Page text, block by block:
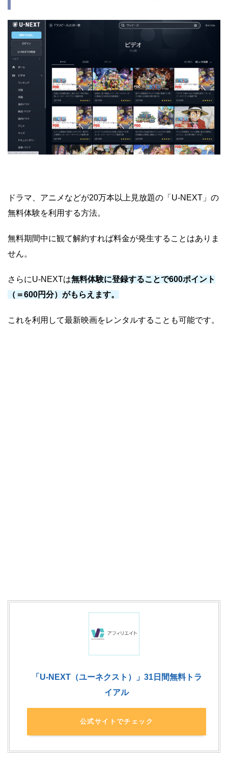
ドラマ、アニメなどが20万本以上見放題の「U-NEXT」の
無料体験を利用する方法。
無料期間中に観て解約すれば料金が発生することはありま
せん。
さらにU-NEXTは無料体験に登録することで600ポイント
（＝600円分）がもらえます。
これを利用して最新映画をレンタルすることも可能です。
「U-NEXT（ユーネクスト）」31日間無料トラ
イアル
公式サイトでチェック